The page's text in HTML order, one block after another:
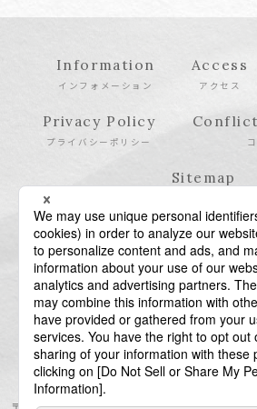
Information
インフォメーション
Access
アクセス
Privacy Policy
プライバシーポリシー
Sitemap